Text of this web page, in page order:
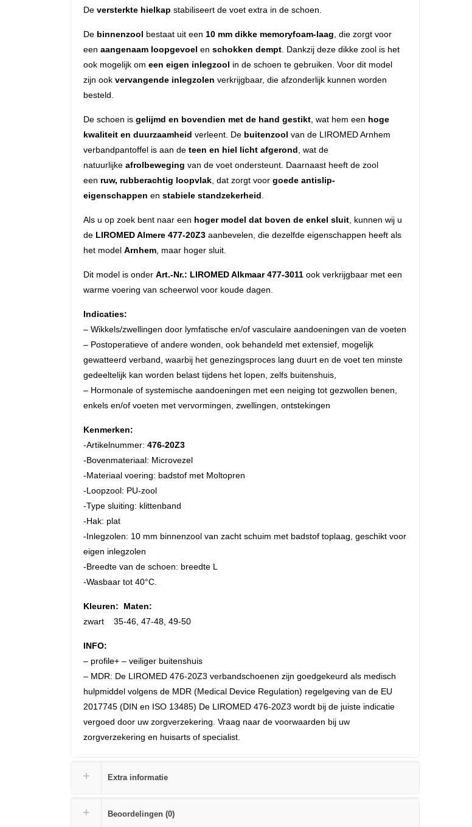
De versterkte hielkap stabiliseert de voet extra in de schoen.
De binnenzool bestaat uit een 10 mm dikke memoryfoam-laag , die zorgt voor
een aangenaam loopgevoel en schokken dempt. Dankzij deze dikke zool is het
ook mogelijk om een eigen inlegzool in de schoen te gebruiken. Voor dit model
zijn ook vervangende inlegzolen verkrijgbaar, die afzonderlijk kunnen worden
besteld.
De schoen is gelijmd en bovendien met de hand gestikt, wat hem een hoge
kwaliteit en duurzaamheid verleent. De buitenzool van de LIROMED Arnhem
verbandpantoffel is aan de teen en hiel licht afgerond , wat de
natuurlijke afrolbeweging van de voet ondersteunt. Daarnaast heeft de zool
een ruw, rubberachtig loopvlak, dat zorgt voor goede antislip-
eigenschappen en stabiele standzekerheid
Als u op zoek bent naar een hoger model dat boven de enkel sluit, kunnen wij u
de LIROMED Almere 477-20Z3aanbevelen, die dezelfde eigenschappen heeft als
het model Arnhem, maar hoger sluit.
Dit model is onder Art.-Nr.: LIROMED Alkmaar 477-3011ook verkrijgbaar met een
warme voering van scheerwol voor koude dagen.
Indicaties:
– Wikkels/zwellingen door lymfatische en/of vasculaire aandoeningen van de voeten
– Postoperatieve of andere wonden, ook behandeld met extensief, mogelijk
gewatteerd verband, waarbij het genezingsproces lang duurt en de voet ten minste
gedeeltelijk kan worden belast tijdens het lopen, zelfs buitenshuis,
– Hormonale of systemische aandoeningen met een neiging tot gezwollen benen,
enkels en/of voeten met vervormingen, zwellingen, ontstekingen
Kenmerken:
-Artikelnummer: 476-20Z3
-Bovenmateriaal: Microvezel
-Materiaal voering: badstof met Moltopren
-Loopzool: PU-zool
-Type sluiting: klittenband
-Hak: plat
-Inlegzolen: 10 mm binnenzool van zacht schuim met badstof toplaag, geschikt voor
eigen inlegzolen
-Breedte van de schoen: breedte L
-Wasbaar tot 40°C.
Kleuren:
Maten:
zwart 35-46, 47-48, 49-50
INFO:
– profile+ – veiliger buitenshuis
– MDR: De LIROMED 476-20Z3 verbandschoenen zijn goedgekeurd als medisch
hulpmiddel volgens de MDR (Medical Device Regulation) regelgeving van de EU
2017745 (DIN en ISO 13485) De LIROMED 476-20Z3 wordt bij de juiste indicatie
vergoed door uw zorgverzekering. Vraag naar de voorwaarden bij uw
zorgverzekering en huisarts of specialist.
Extra informatie
Beoordelingen (0)